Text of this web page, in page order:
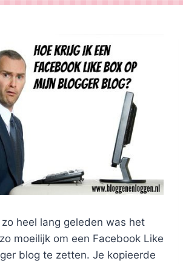
heel lang geleden was het
moeilijk om een Facebook Like
blog te zetten. Je kopieerde